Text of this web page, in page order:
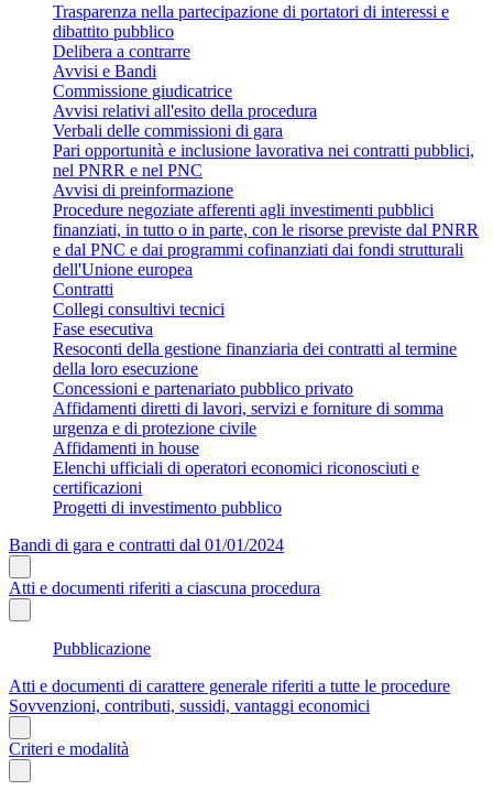
Trasparenza nella partecipazione di portatori di interessi e
dibattito pubblico
Delibera a contrarre
Avvisi e Bandi
Commissione giudicatrice
Avvisi relativi all'esito della procedura
Verbali delle commissioni di gara
Pari opportunità e inclusione lavorativa nei contratti pubblici,
nel PNRR e nel PNC
Avvisi di preinformazione
Procedure negoziate afferenti agli investimenti pubblici
finanziati, in tutto o in parte, con le risorse previste dal PNRR
e dal PNC e dai programmi cofinanziati dai fondi strutturali
dell'Unione europea
Contratti
Collegi consultivi tecnici
Fase esecutiva
Resoconti della gestione finanziaria dei contratti al termine
della loro esecuzione
Concessioni e partenariato pubblico privato
Affidamenti diretti di lavori, servizi e forniture di somma
urgenza e di protezione civile
Affidamenti in house
Elenchi ufficiali di operatori economici riconosciuti e
certificazioni
Progetti di investimento pubblico
Bandi di gara e contratti dal 01/01/2024
Atti e documenti riferiti a ciascuna procedura
Pubblicazione
Atti e documenti di carattere generale riferiti a tutte le procedure
Sovvenzioni, contributi, sussidi, vantaggi economici
Criteri e modalità